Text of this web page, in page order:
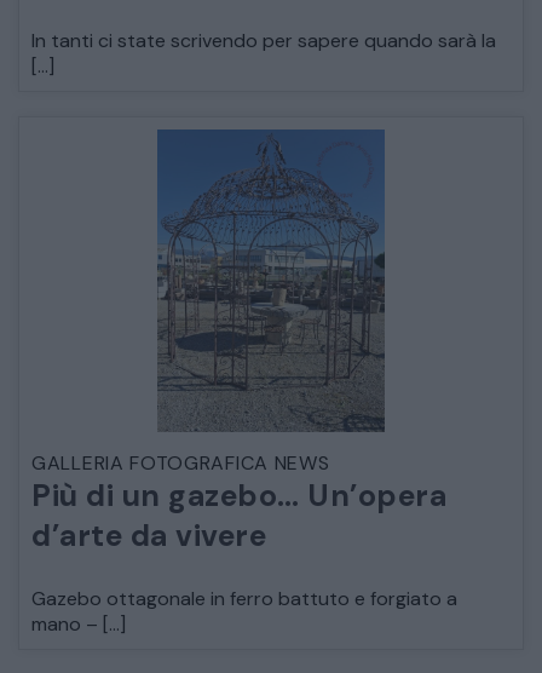
DECORAZIONI OGGETTISTICA ILLUMINAZIONE
MODERNARIATO
STILI ED ESPOSIZIONE
STRUMENTI MUSICALI
VEICOLI D’EPOCA
In tanti ci state scrivendo per sapere quando sarà la
[…]
GALLERIA FOTOGRAFICA NEWS
Più di un gazebo… Un’opera
d’arte da vivere
Gazebo ottagonale in ferro battuto e forgiato a
mano – […]